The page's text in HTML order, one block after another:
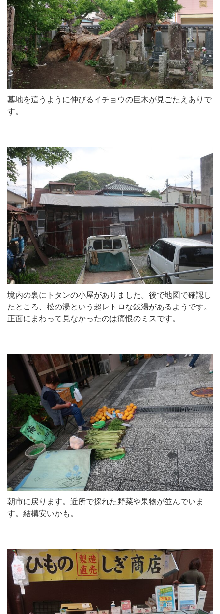
墓地を這うように伸びるイチョウの巨木が見ごたえありで
す。
境内の裏にトタンの小屋がありました。後で地図で確認し
たところ、松の湯という超レトロな銭湯があるようです。
正面にまわって見なかったのは痛恨のミスです。
朝市に戻ります。近所で採れた野菜や果物が並んでいま
す。結構安いかも。